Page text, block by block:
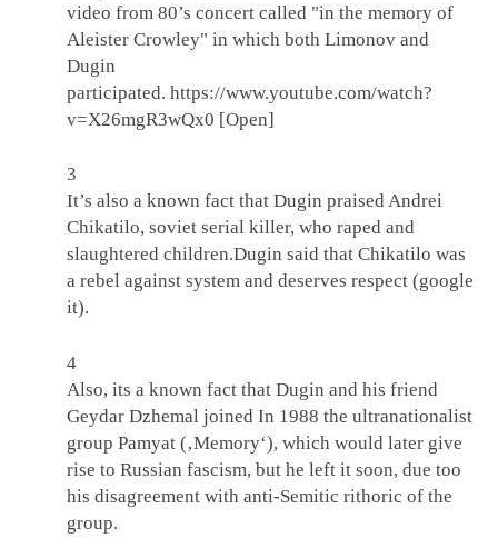
video from 80’s concert called "in the memory of
Aleister Crowley" in which both Limonov and
Dugin
participated. https://www.youtube.com/watch?
v=X26mgR3wQx0 [Open]
3
It’s also a known fact that Dugin praised Andrei
Chikatilo, soviet serial killer, who raped and
slaughtered children.Dugin said that Chikatilo was
a rebel against system and deserves respect (google
it).
4
Also, its a known fact that Dugin and his friend
Geydar Dzhemal joined In 1988 the ultranationalist
group Pamyat (‚Memory‘), which would later give
rise to Russian fascism, but he left it soon, due too
his disagreement with anti-Semitic rithoric of the
group.